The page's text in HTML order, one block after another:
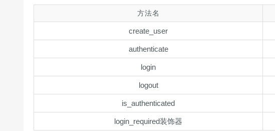
方法名
create_user
authenticate
login
logout
is_authenticated
login_required装饰器